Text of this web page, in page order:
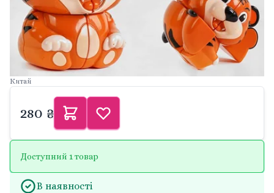
Китай
280 ₴
Доступний 1 товар
В наявності